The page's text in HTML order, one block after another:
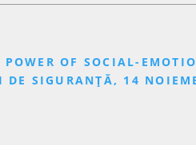
OF SOCIAL-
DE SIGURANȚĂ, 14